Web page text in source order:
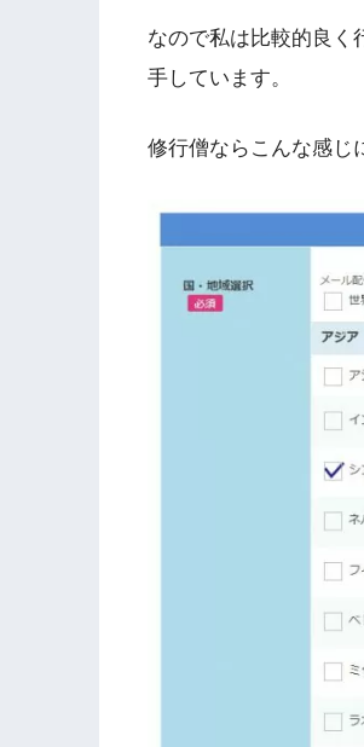
なので私は比較的良く
手しています。
修行僧ならこんな感じ